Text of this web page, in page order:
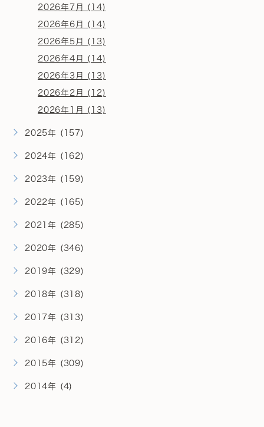
2026年7月 (14)
2026年6月 (14)
2026年5月 (13)
2026年4月 (14)
2026年3月 (13)
2026年2月 (12)
2026年1月 (13)
2025年 (157)
2024年 (162)
2023年 (159)
2022年 (165)
2021年 (285)
2020年 (346)
2019年 (329)
2018年 (318)
2017年 (313)
2016年 (312)
2015年 (309)
2014年 (4)